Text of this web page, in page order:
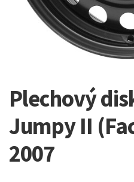
Plechový
Jumpy II
2007